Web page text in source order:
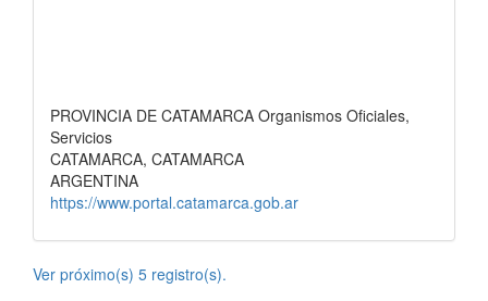
PROVINCIA DE CATAMARCA Organismos Oficiales,
Servicios
CATAMARCA, CATAMARCA
ARGENTINA
https://www.portal.catamarca.gob.ar
Ver próximo(s) 5 registro(s).